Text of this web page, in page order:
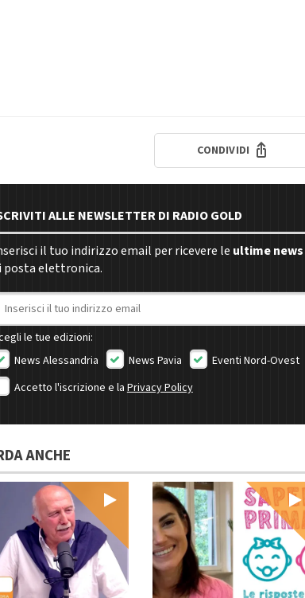
CONDIVIDI
ALLE NEWSLETTER DI RADIO GOLD
il tuo indirizzo email per ricevere le ultime news
posta elettronica.
email
le tue edizioni:
News Alessandria
News Pavia
Eventi Nord-Ovest
Accetto l'iscrizione e laPrivacy Policy
ANCHE